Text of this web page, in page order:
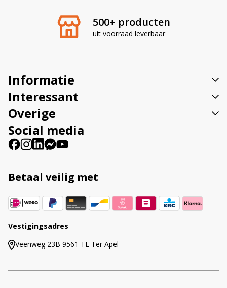
500+ producten
uit voorraad leverbaar
:
Informatie
Interessant
Overige
Social media
Betaal veilig met
Vestigingsadres
Veenweg 23B 9561 TL Ter Apel